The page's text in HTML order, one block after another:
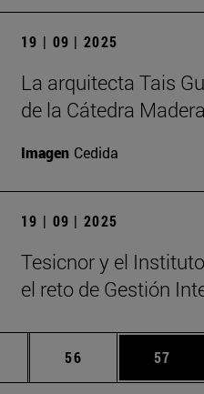
19 | 09 | 2025
La arquitecta Tais
de la Cátedra
Imagen Cedida
19 | 09 | 2025
Tesicnor y el
el reto de Gestión
Páginas intermedias Use TAB
Página
56 Página
57